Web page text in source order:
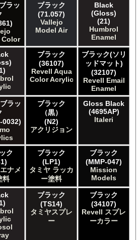
Acrylics
Models
Paint Products
Master Series
Revell Aqua Color Acrylic
Revell Email Enamel
Revell スプレーカラー
Group Testors Model Master
Group Testors Model Master
Army Painter
Speedpaint
Air
Warpaints Fanatic
Supply Master Series Paints Bones
Supply SMS
ア エナメル カラー
ラッ
Color
ブラック
(71.057)
Vallejo
Model Air
Black
(Gloss)
(21)
Humbrol
Enamel
ブラック
(36107)
Revell Aqua
Color Acrylic
ブラック(ソリ
ッドマット)
(32107)
Revell Email
Enamel
ラッ
0032)
ブラック
（黒）
(N2)
アクリジョン
Gloss Black
(4695AP)
Italeri
ク
ナメ
料
ブラック
(LP1)
タミヤ ラッカ
ー塗料
ブラック
(MMP-047)
Mission
Models
ブラック
(TS14)
タミヤスプレ
ー
ブラック
(34107)
Revell スプレ
ーカラー